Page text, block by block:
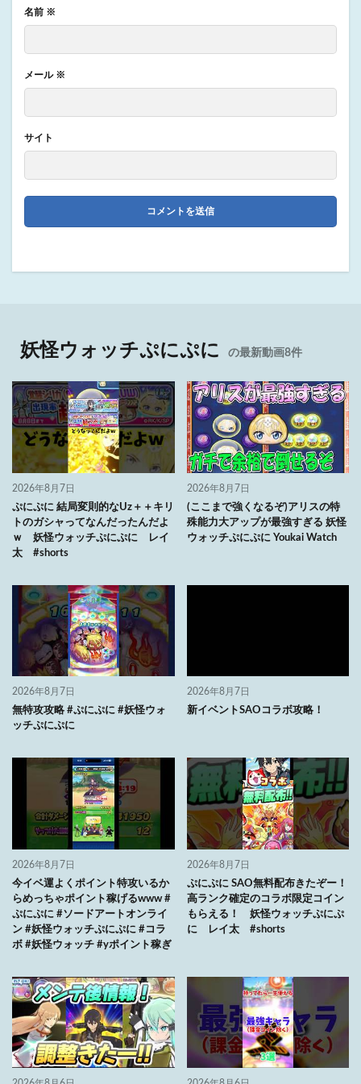
名前 ※
メール ※
サイト
妖怪ウォッチぷにぷに の最新動画8件
2026年8月7日
ぷにぷに 結局変則的なUz＋＋キリ
トのガシャってなんだったんだよ
ｗ 妖怪ウォッチぷにぷに レイ
太 #shorts
2026年8月7日
(ここまで強くなるぞ)アリスの特
殊能力大アップが最強すぎる 妖怪
ウォッチぷにぷに Youkai Watch
2026年8月7日
無特攻攻略 #ぷにぷに #妖怪ウォ
ッチぷにぷに
2026年8月7日
新イベントSAOコラボ攻略！
2026年8月7日
今イベ運よくポイント特攻いるか
らめっちゃポイント稼げるwww #
ぷにぷに #ソードアートオンライ
ン #妖怪ウォッチぷにぷに #コラ
ボ #妖怪ウォッチ #yポイント稼ぎ
2026年8月7日
ぷにぷに SAO無料配布きたぞー！
高ランク確定のコラボ限定コイン
もらえる！ 妖怪ウォッチぷにぷ
に レイ太 #shorts